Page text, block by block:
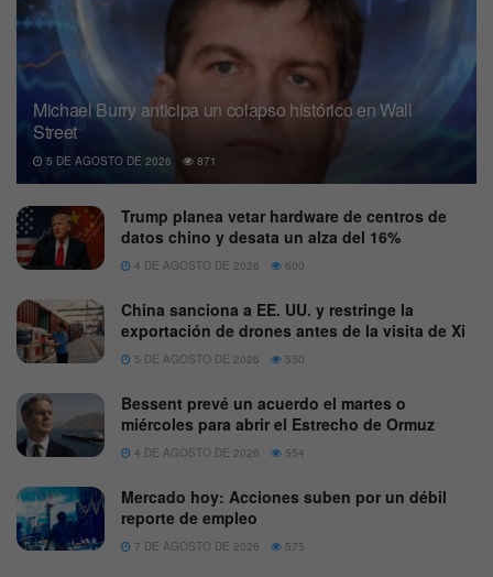
Michael Burry anticipa un colapso histórico en Wall
Street
5 DE AGOSTO DE 2026 871
Trump planea vetar hardware de centros de
datos chino y desata un alza del 16%
4 DE AGOSTO DE 2026 600
China sanciona a EE. UU. y restringe la
exportación de drones antes de la visita de Xi
5 DE AGOSTO DE 2026 550
Bessent prevé un acuerdo el martes o
miércoles para abrir el Estrecho de Ormuz
4 DE AGOSTO DE 2026 554
Mercado hoy: Acciones suben por un débil
reporte de empleo
7 DE AGOSTO DE 2026 575